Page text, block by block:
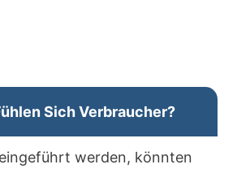
Sich Verbraucher?
werden, könnten